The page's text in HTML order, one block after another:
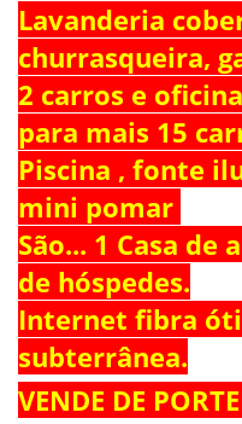
Lavanderia
churrasqueira,
2 carros e
para mais 15
Piscina , fonte
mini pomar
São... 1 Casa de
de hóspedes.
Internet fibra
subterrânea.
VENDE DE